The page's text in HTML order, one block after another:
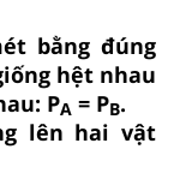
bằng đúng
hệt nhau
PA = PB.
lên hai vật